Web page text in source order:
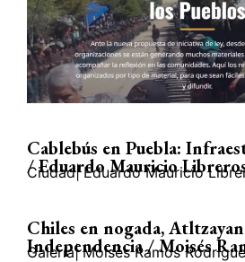
Cablebús en Puebla:
/ Eduardo Mauricio
Ciudad| Eduardo Mauricio
Chiles en nogada,
Independencia / Moisés
Galería| Moisés Ramos